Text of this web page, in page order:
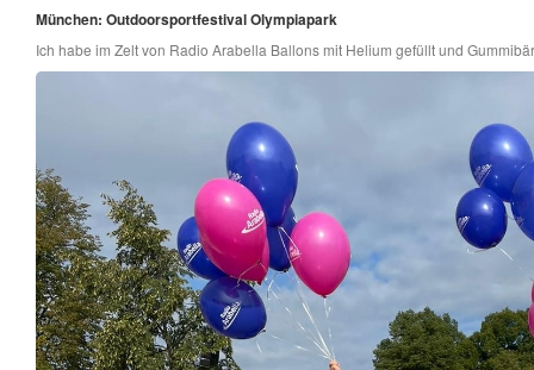
München: Outdoorsportfestival Olympiapark
Ich habe im Zelt von Radio Arabella Ballons mit Helium gefüllt und